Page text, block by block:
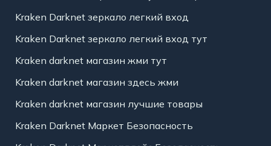
Kraken Darknet зеркало легкий вход
Kraken Darknet зеркало легкий вход тут
Kraken darknet магазин жми тут
Kraken darknet магазин здесь жми
Kraken darknet магазин лучшие товары
Kraken Darknet Маркет Безопасность